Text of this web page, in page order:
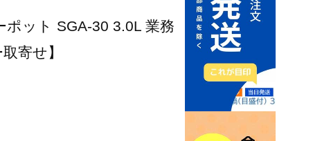
ット SGA-30 3.0L 業務
寄せ】